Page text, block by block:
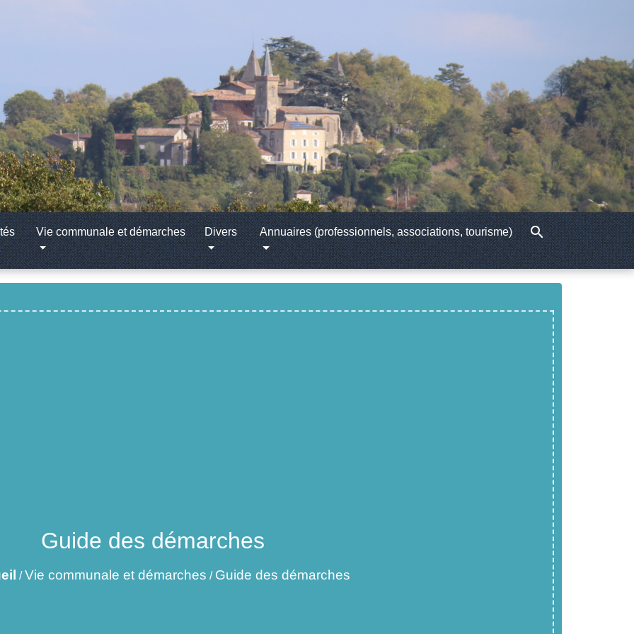
Vie communale et démarches Divers Annuaires (professionnels, associations, tourisme) search
Guide des démarches
/Vie communale et démarches / Guide des démarches